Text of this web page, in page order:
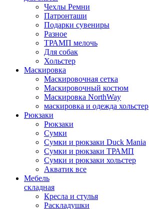
Чехлы Ремни
Патронташи
Подарки сувениры
Разное
ТРАМП мелочь
Для собак
Хольстер
Маскировка
Маскировочная сетка
Маскировочный костюм
Маскировка NorthWay
маскировка и одежда хольстер
Рюкзаки
Рюкзаки
Сумки
Сумки и рюкзаки Duck Mania
Сумки и рюкзаки ТРАМП
Сумки и рюкзаки хольстер
Акватик все
Мебель
складная
Кресла и стулья
Раскладушки